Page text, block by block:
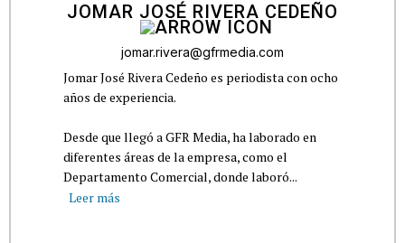
JOMAR JOSÉ RIVERA CEDEÑO
jomar.rivera@gfrmedia.com
Jomar José Rivera Cedeño es periodista con ocho
años de experiencia.
Desde que llegó a GFR Media, ha laborado en
diferentes áreas de la empresa, como el
Departamento Comercial, donde laboró...
Leer más